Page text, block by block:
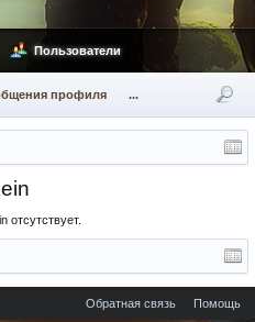
отсутствует.
Пользователи
профиля ...
Обратная связь Помощь